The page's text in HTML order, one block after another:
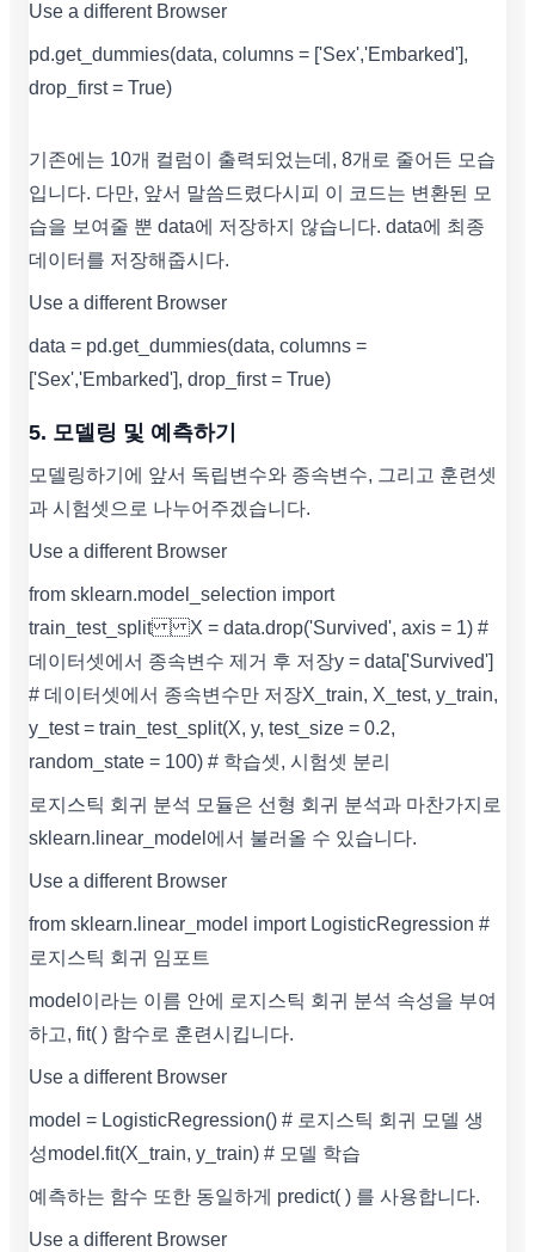
Use a different Browser
pd.get_dummies(data, columns = ['Sex','Embarked'],
drop_first = True)
기존에는 10개 컬럼이 출력되었는데, 8개로 줄어든 모습
입니다. 다만, 앞서 말씀드렸다시피 이 코드는 변환된 모
습을 보여줄 뿐 data에 저장하지 않습니다. data에 최종
데이터를 저장해줍시다.
Use a different Browser
data = pd.get_dummies(data, columns =
['Sex','Embarked'], drop_first = True)
5. 모델링 및 예측하기
모델링하기에 앞서 독립변수와 종속변수, 그리고 훈련셋
과 시험셋으로 나누어주겠습니다.
Use a different Browser
from sklearn.model_selection import
train_test_split X = data.drop('Survived', axis = 1) #
데이터셋에서 종속변수 제거 후 저장 y = data['Survived']
# 데이터셋에서 종속변수만 저장 X_train, X_test, y_train,
y_test = train_test_split(X, y, test_size = 0.2,
random_state = 100) # 학습셋, 시험셋 분리
로지스틱 회귀 분석 모듈은 선형 회귀 분석과 마찬가지로
sklearn.linear_model에서 불러올 수 있습니다.
Use a different Browser
from sklearn.linear_model import LogisticRegression #
로지스틱 회귀 임포트
model이라는 이름 안에 로지스틱 회귀 분석 속성을 부여
하고, fit( ) 함수로 훈련시킵니다.
Use a different Browser
model = LogisticRegression() # 로지스틱 회귀 모델 생
성 model.fit(X_train, y_train) # 모델 학습
예측하는 함수 또한 동일하게 predict( ) 를 사용합니다.
Use a different Browser